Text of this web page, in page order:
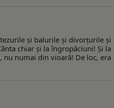
şi balurile şi divorţurile şi
chiar şi la îngropăciuni! Şi la
numai din vioară! De loc, era